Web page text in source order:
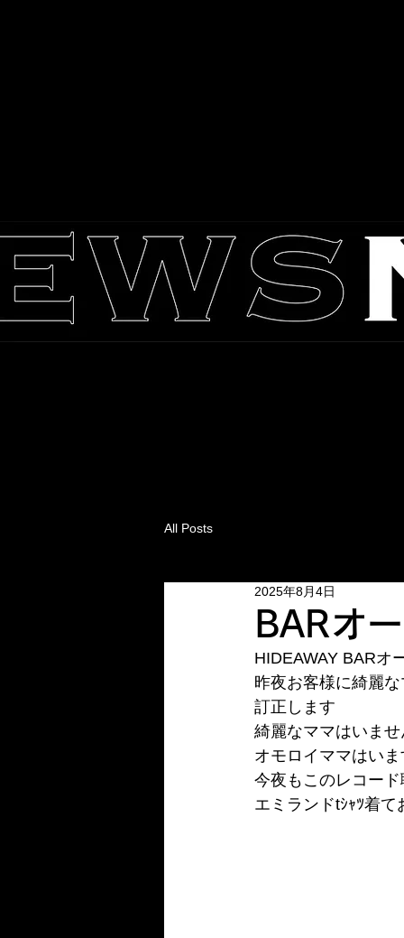
All Posts
BARオ
2025年8月4日
HIDEAWAY BARオ
昨夜お客様に綺麗
訂正します
綺麗なママはいませ
オモロイママはいま
今夜もこのレコー
エミランドtｼｬﾂ着